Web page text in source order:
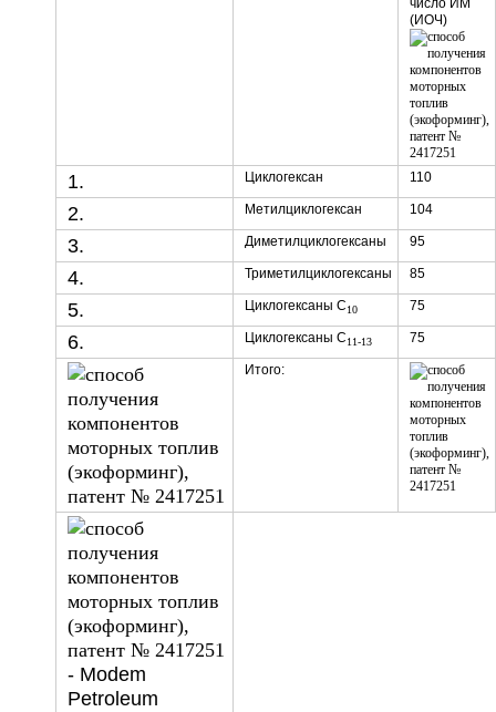
число ИМ
(ИОЧ)
1. Циклогексан 110
2. Метилциклогексан 104
3. Диметилциклогексаны 95
4. Триметилциклогексаны 85
5. Циклогексаны С10 75
6. Циклогексаны С11-13 75
Итого:
- Modem
Petroleum